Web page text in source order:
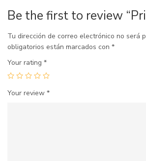
Be the first to review
Tu dirección de correo electrónico no será
obligatorios están marcados con *
Your rating *
Your review *